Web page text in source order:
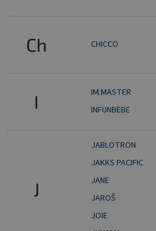
Ch CHICCO
I
IM.MASTER
INFUNBEBE
J
JABLOTRON
JAKKS PACIFIC
JANE
JAROŠ
JOIE